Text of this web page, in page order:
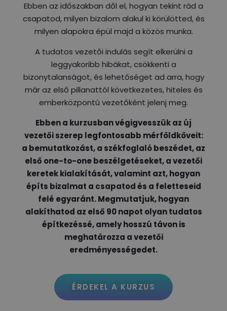
Ebben az időszakban dől el, hogyan tekint rád a
csapatod, milyen bizalom alakul ki körülötted, és
milyen alapokra épül majd a közös munka.
A tudatos vezetői indulás segít elkerülni a
leggyakoribb hibákat, csökkenti a
bizonytalanságot, és lehetőséget ad arra, hogy
már az első pillanattól következetes, hiteles és
emberközpontú vezetőként jelenj meg.
Ebben a kurzusban végigvesszük az új
vezetői szerep legfontosabb mérföldköveit:
a bemutatkozást, a székfoglaló beszédet, az
első one-to-one beszélgetéseket, a vezetői
keretek kialakítását, valamint azt, hogyan
építs bizalmat a csapatod és a feletteseid
felé egyaránt. Megmutatjuk, hogyan
alakíthatod az első 90 napot olyan tudatos
építkezéssé, amely hosszú távon is
meghatározza a vezetői
eredményességedet.
ÉRDEKEL A KURZUS